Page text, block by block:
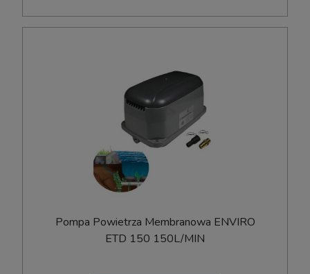
Pompa Powietrza Membranowa ENVIRO
ETD 150 150L/MIN